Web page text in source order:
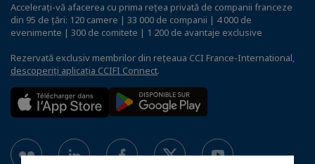
Accelerați-vă afacerea cu prima rețea privată de companii franceze
din 95 de țări: 120 camere | 33 000 de companii | 4 000 de
evenimente | 300 de comitete | 1 200 de avantaje exclusive
Rezervată exclusiv membrilor din rețeaua CCI France-International,
descoperiți aplicația CCIFI Connect.